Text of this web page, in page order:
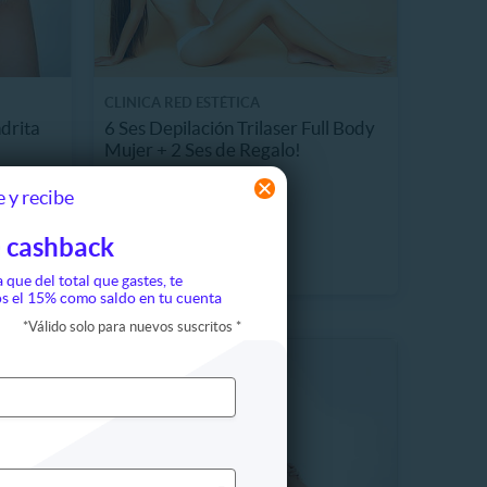
y recibe
cashback
que del total que gastes, te
el 15% como saldo en tu cuenta
*Válido solo para nuevos suscritos *
6 Ses Depilación Trilaser Full Body
Mujer + 2 Ses de Regalo!